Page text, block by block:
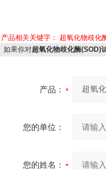
产品相关关键字：
超氧化物歧化
如果你对超氧化物歧化酶(SOD)
产品：
您的单位：
您的姓名：